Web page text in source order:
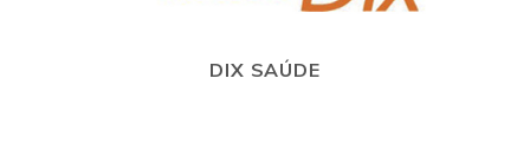
DIX SAÚDE